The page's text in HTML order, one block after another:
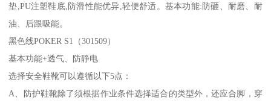
垫,PU注塑鞋底,防滑性能优异,轻便舒适。基本功能:防砸、耐磨、耐
油、后跟吸能。
黑色线POKER S1（301509）
基本功能+透气、防静电
选择安全鞋靴可以遵循以下5点：
A、防护鞋靴除了须根据作业条件选择适合的类型外，还应合脚，穿